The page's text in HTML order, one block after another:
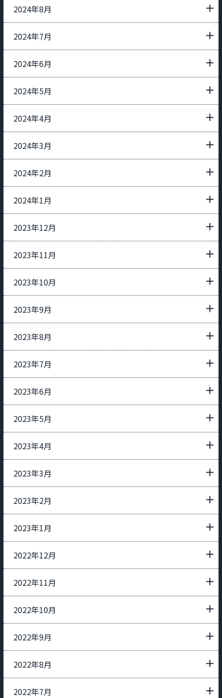
2024年8月
2024年7月
2024年6月
2024年5月
2024年4月
2024年3月
2024年2月
2024年1月
2023年12月
2023年11月
2023年10月
2023年9月
2023年8月
2023年7月
2023年6月
2023年5月
2023年4月
2023年3月
2023年2月
2023年1月
2022年12月
2022年11月
2022年10月
2022年9月
2022年8月
2022年7月